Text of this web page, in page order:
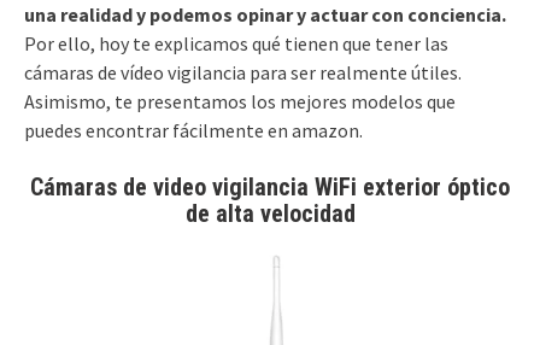
una realidad y podemos opinar y actuar con conciencia.
Por ello, hoy te explicamos qué tienen que tener las
cámaras de vídeo vigilancia para ser realmente útiles.
Asimismo, te presentamos los mejores modelos que
puedes encontrar fácilmente en amazon.
Cámaras de video vigilancia WiFi exterior óptico
de alta velocidad